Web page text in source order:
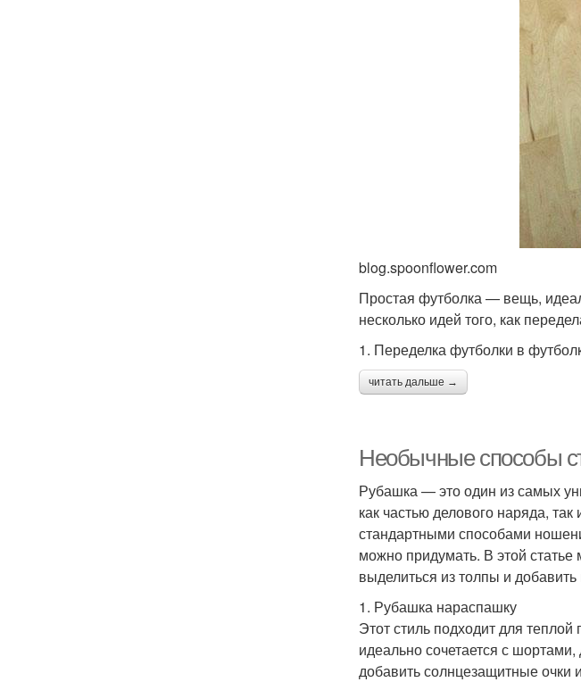
blog.spoonflower.com
Простая футболка — вещь,
несколько идей того, как
1. Переделка футболки в
читать дальше →
Необычные способы
Рубашка — это один из самых
как частью делового наряда,
стандартными способами
можно придумать. В этой
выделиться из толпы и
1. Рубашка нараспашку
Этот стиль подходит для
идеально сочетается с
добавить солнцезащитные очки